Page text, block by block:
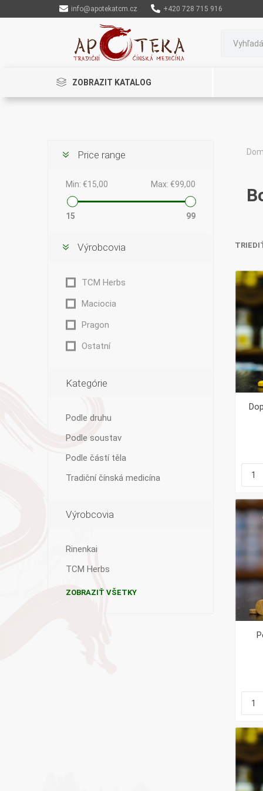
info@apotekatcm.cz +420 728 715 916
ZOBRAZIT KATALOG
Cannaderm
Ecce Vita
Ostatní
Price range
Min: €15,00 Max: €99,00
15 99
Výrobcovia
TCM Herbs
Maciocia
Pragon
Ostatní
Kategórie
Podle druhu
Podle soustav
Podle částí těla
Tradiční čínská medicína
Výrobcovia
Rinenkai
TCM Herbs
ZOBRAZIŤ VŠETKY